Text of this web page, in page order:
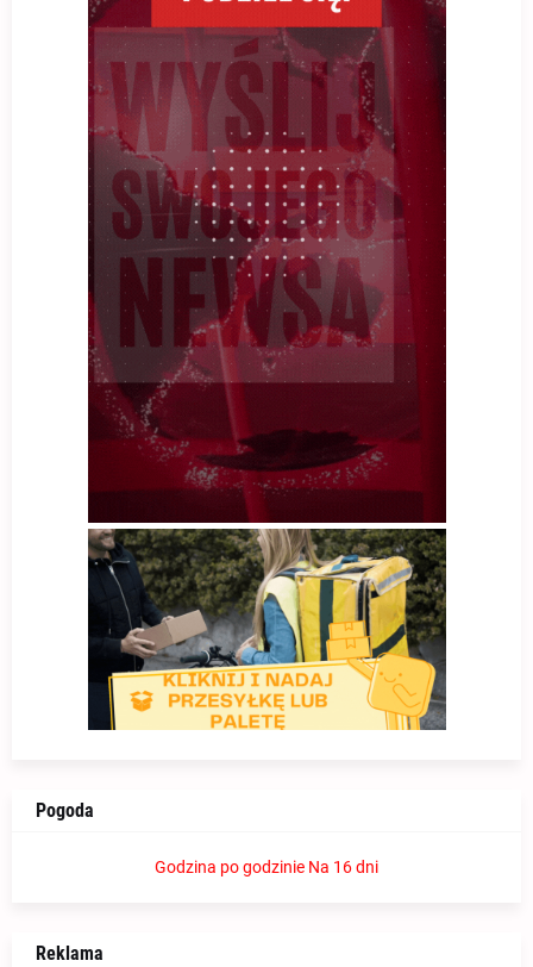
Pogoda
Godzina po godzinie Na 16 dni
Reklama